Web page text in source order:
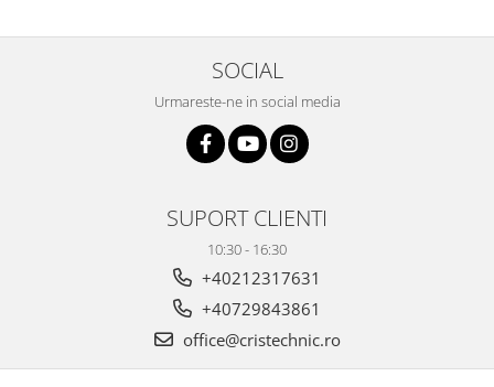
SOCIAL
Urmareste-ne in social media
SUPORT CLIENTI
10:30 - 16:30
+40212317631
+40729843861
office@cristechnic.ro